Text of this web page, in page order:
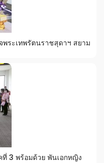
พระเทพรัตนราชสุดาฯ สยาม
3 พร้อมด้วย พันเอกหญิง